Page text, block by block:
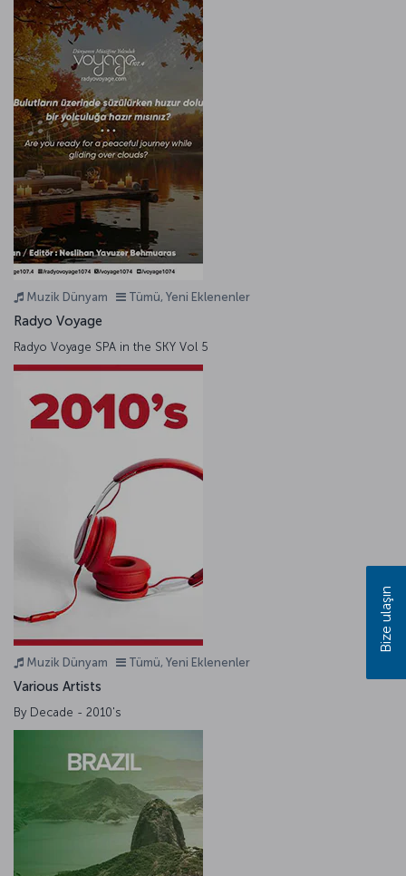
Muzik Dünyam Tümü, Yeni Eklenenler
Radyo Voyage
Radyo Voyage SPA in the SKY Vol 5
Muzik Dünyam Tümü, Yeni Eklenenler
Various Artists
By Decade - 2010's
Bize ulaşın